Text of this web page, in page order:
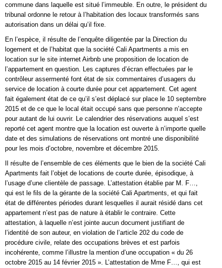
commune dans laquelle est situé l’immeuble. En outre, le président du
tribunal ordonne le retour à l’habitation des locaux transformés sans
autorisation dans un délai qu’il fixe.
En l’espèce, il résulte de l’enquête diligentée par la Direction du
logement et de l’habitat que la société Cali Apartments a mis en
location sur le site internet Airbnb une proposition de location de
l’appartement en question. Les captures d’écran effectuées par le
contrôleur assermenté font état de six commentaires d’usagers du
service de location à courte durée pour cet appartement. Cet agent
fait également état de ce qu’il s’est déplacé sur place le 10 septembre
2015 et de ce que le local était occupé sans que personne n’accepte
pour autant de lui ouvrir. Le calendrier des réservations auquel s’est
reporté cet agent montre que la location est ouverte à n’importe quelle
date et des simulations de réservations ont montré une disponibilité
pour les mois d’octobre, novembre et décembre 2015.
Il résulte de l’ensemble de ces éléments que le bien de la société Cali
Apartments fait l’objet de locations de courte durée, épisodique, à
l’usage d’une clientèle de passage. L’attestation établie par M. F…,
qui est le fils de la gérante de la société Cali Apartments, et qui fait
état de différentes périodes durant lesquelles il aurait résidé dans cet
appartement n’est pas de nature à établir le contraire. Cette
attestation, à laquelle n’est jointe aucun document justifiant de
l’identité de son auteur, en violation de l’article 202 du code de
procédure civile, relate des occupations brèves et est parfois
incohérente, comme l’illustre la mention d’une occupation « du 26
octobre 2015 au 14 février 2015 ». L’attestation de Mme F…, qui est